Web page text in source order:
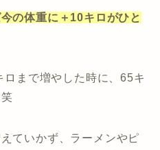
の体重に＋10キロがひと
まで増やした時に、65キ
ていかず、ラーメンやピ